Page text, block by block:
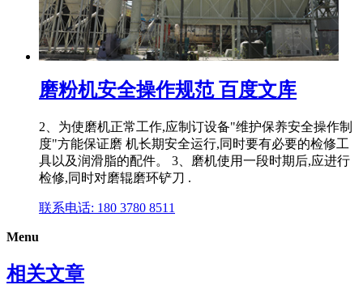
磨粉机安全操作规范 百度文库
2、为使磨机正常工作,应制订设备"维护保养安全操作制
度"方能保证磨 机长期安全运行,同时要有必要的检修工
具以及润滑脂的配件。 3、磨机使用一段时期后,应进行
检修,同时对磨辊磨环铲刀 .
联系电话: 180 3780 8511
Menu
相关文章